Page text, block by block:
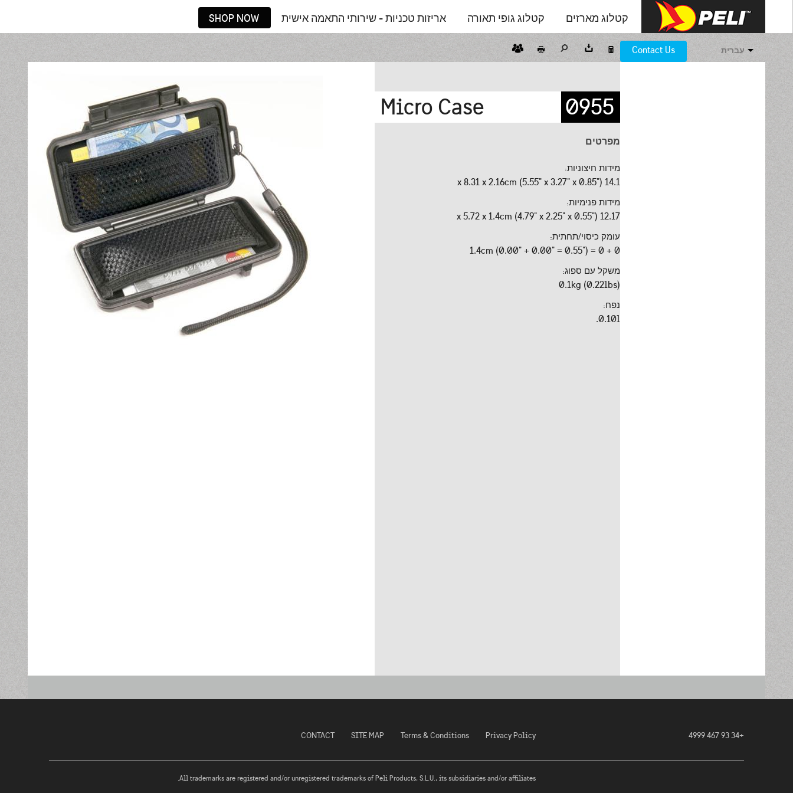
קטלוג מארזים קטלוג גופי תאורה אריזות טכניות - שירותי התאמה אישית SHOP NOW
Contact Us עברית
0955
Micro Case
מפרטים
מידות חיצוניות:
14.1 x 8.31 x 2.16cm (5.55" x 3.27" x 0.85")
מידות פנימיות:
12.17 x 5.72 x 1.4cm (4.79" x 2.25" x 0.55")
עומק כיסוי/תחתית:
0 + 0 = 1.4cm (0.00" + 0.00" = 0.55")
משקל עם ספוג:
0.1kg (0.22lbs)
נפח:
0.10l.
CONTACT SITE MAP Terms & Conditions Privacy Policy +34 93 467 4999
All trademarks are registered and/or unregistered trademarks of Peli Products, S.L.U., its subsidiaries and/or affiliates.